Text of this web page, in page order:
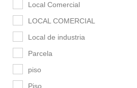
Local Comercial
LOCAL COMERCIAL
Local de industria
Parcela
piso
Piso